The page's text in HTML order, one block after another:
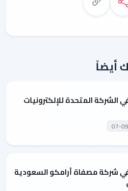
أيضاً
المتحدة للإلكترونيات
شركة مصفاة أرامكو السعودية